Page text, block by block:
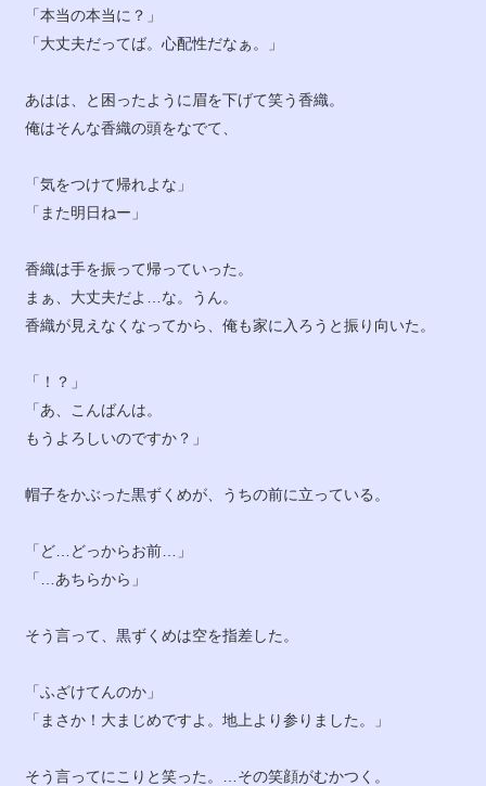
「本当の本当に？」
「大丈夫だってば。心配性だなぁ。」
あはは、と困ったように眉を下げて笑う香織。
俺はそんな香織の頭をなでて、
「気をつけて帰れよな」
「また明日ねー」
香織は手を振って帰っていった。
まぁ、大丈夫だよ…な。うん。
香織が見えなくなってから、俺も家に入ろうと振り向いた。
「！？」
「あ、こんばんは。
もうよろしいのですか？」
帽子をかぶった黒ずくめが、うちの前に立っている。
「ど…どっからお前…」
「…あちらから」
そう言って、黒ずくめは空を指差した。
「ふざけてんのか」
「まさか！大まじめですよ。地上より参りました。」
そう言ってにこりと笑った。…その笑顔がむかつく。